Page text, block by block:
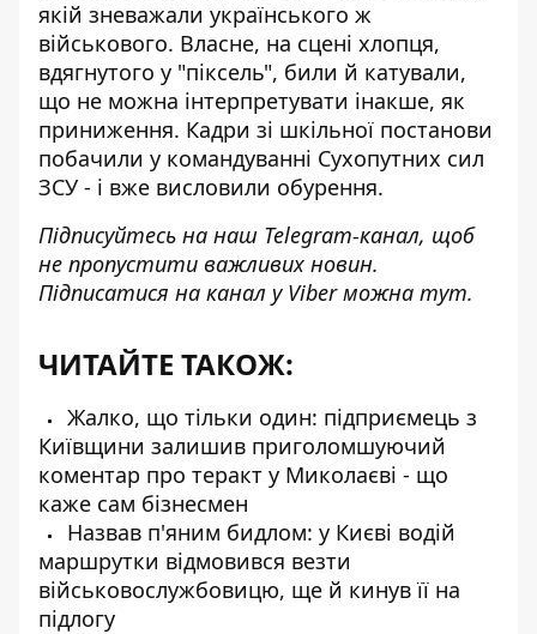
якій зневажали українського ж
військового. Власне, на сцені хлопця,
вдягнутого у "піксель", били й катували,
що не можна інтерпретувати інакше, як
приниження. Кадри зі шкільної постанови
побачили у командуванні Сухопутних сил
ЗСУ - і вже висловили обурення.
Підписуйтесь на наш Telegram-канал, щоб
не пропустити важливих новин.
Підписатися на канал у Viber можна тут.
ЧИТАЙТЕ ТАКОЖ:
Жалко, що тільки один: підприємець з
Київщини залишив приголомшуючий
коментар про теракт у Миколаєві - що
каже сам бізнесмен
Назвав п'яним бидлом: у Києві водій
маршрутки відмовився везти
військовослужбовицю, ще й кинув її на
підлогу